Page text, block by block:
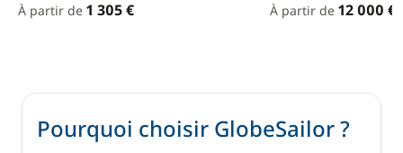
admirant le paysage. Son port naturel sera parfait
JOUR 8 : Marina Alimos (Athènes)
14h00 – 14h30 : Débriefing et débarquement.
Profitez de ce moment pour échanger sur votre
À partir de 1 305 € À partir de 12 000 €
Pourquoi choisir GlobeSailor ?